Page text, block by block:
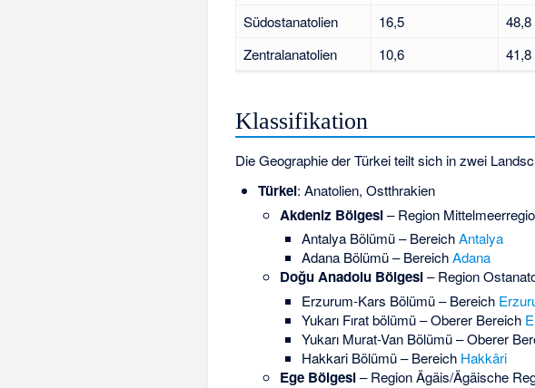
Südostanatolien
16,5 48,8
Zentralanatolien
10,6 41,8
Klassifikation
Die Geographie der Türkei teilt sich in zwei
Türkei: Anatolien, Ostthrakien
Akdeniz Bölgesi– Region
Antalya Bölümü – BereichAntalya
Adana Bölümü – BereichAdana
Doğu Anadolu Bölgesi– Region
Erzurum-Kars Bölümü – Bereich
Yukarı Fırat bölümü – Oberer Bereich
Yukarı Murat-Van Bölümü – Oberer
Hakkari Bölümü – Bereich Hakkâri
Ege Bölgesi– Region Ägäis/Ägäische